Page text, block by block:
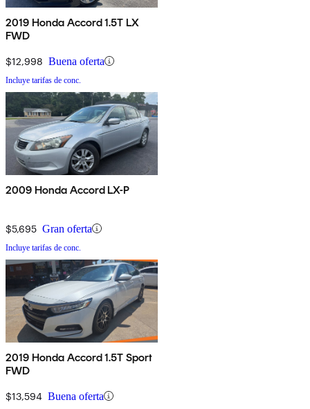
2019 Honda Accord 1.5T LX
FWD
$12,998 Buena oferta
Incluye tarifas de conc.
2009 Honda Accord LX-P
$5,695 Gran oferta
Incluye tarifas de conc.
2019 Honda Accord 1.5T Sport
FWD
$13,594 Buena oferta